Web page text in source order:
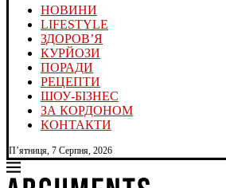
НОВИНИ
LIFESTYLE
ЗДОРОВ’Я
КУРЙОЗИ
ПОРАДИ
РЕЦЕПТИ
ШОУ-БІЗНЕС
ЗА КОРДОНОМ
КОНТАКТИ
П’ятниця, 7 Серпня, 2026